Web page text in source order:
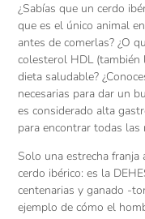
¿Sabías que un cerdo
que es el único animal
antes de comerlas? ¿O
colesterol HDL (también
dieta saludable?
necesarias para dar un
es considerado alta
para encontrar todas las
Solo una estrecha
cerdo ibérico: es la
centenarias y ganado -
ejemplo de cómo el